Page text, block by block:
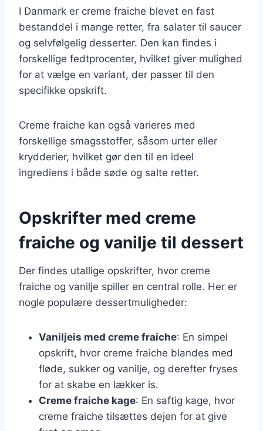
I Danmark er creme fraiche blevet en fast
bestanddel i mange retter, fra salater til saucer
og selvfølgelig desserter. Den kan findes i
forskellige fedtprocenter, hvilket giver mulighed
for at vælge en variant, der passer til den
specifikke opskrift.
Creme fraiche kan også varieres med
forskellige smagsstoffer, såsom urter eller
krydderier, hvilket gør den til en ideel
ingrediens i både søde og salte retter.
Opskrifter med creme
fraiche og vanilje til dessert
Der findes utallige opskrifter, hvor creme
fraiche og vanilje spiller en central rolle. Her er
nogle populære dessertmuligheder:
Vaniljeis med creme fraiche: En simpel
opskrift, hvor creme fraiche blandes med
fløde, sukker og vanilje, og derefter fryses
for at skabe en lækker is.
Creme fraiche kage: En saftig kage, hvor
creme fraiche tilsættes dejen for at give